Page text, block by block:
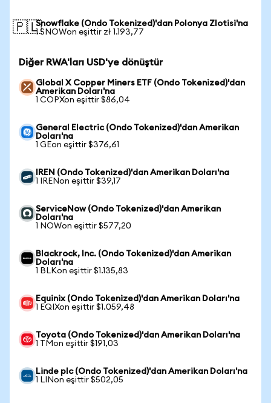
🇵🇱Snowflake (Ondo Tokenized)'dan Polonya Zlotisi'na
1 SNOWon eşittir zł 1.193,77
Diğer RWA'ları USD'ye dönüştür
Global X Copper Miners ETF (Ondo Tokenized)'dan
Amerikan Doları'na
1 COPXon eşittir $86,04
General Electric (Ondo Tokenized)'dan Amerikan
Doları'na
1 GEon eşittir $376,61
IREN (Ondo Tokenized)'dan Amerikan Doları'na
1 IRENon eşittir $39,17
ServiceNow (Ondo Tokenized)'dan Amerikan
Doları'na
1 NOWon eşittir $577,20
Blackrock, Inc. (Ondo Tokenized)'dan Amerikan
Doları'na
1 BLKon eşittir $1.135,83
Equinix (Ondo Tokenized)'dan Amerikan Doları'na
1 EQIXon eşittir $1.059,48
Toyota (Ondo Tokenized)'dan Amerikan Doları'na
1 TMon eşittir $191,03
Linde plc (Ondo Tokenized)'dan Amerikan Doları'na
1 LINon eşittir $502,05